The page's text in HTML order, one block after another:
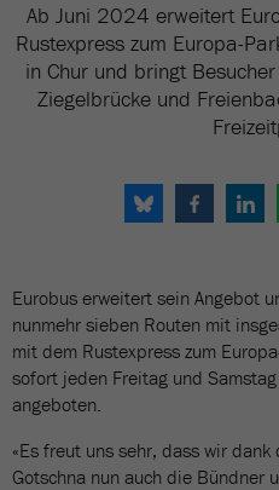
Ab Juni 2024 erweitert
Rustexpress zum Europa-
in Chur und bringt
Ziegelbrücke und
Eurobus erweitert sein Angebot
nunmehr sieben Routen mit
mit dem Rustexpress zum
sofort jeden Freitag und
angeboten.
«Es freut uns sehr, dass wir
Gotschna nun auch die Bündner